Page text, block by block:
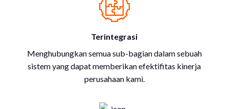
Terintegrasi
Menghubungkan semua sub-bagian dalam sebuah
sistem yang dapat memberikan efektifitas kinerja
perusahaan kami.